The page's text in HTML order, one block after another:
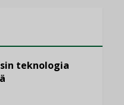
teknologia